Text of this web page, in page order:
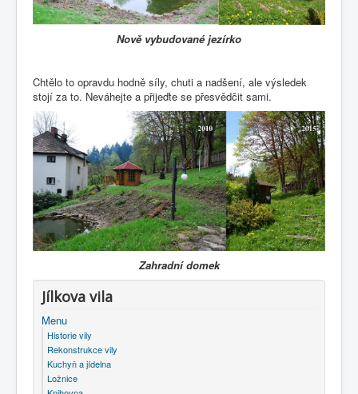
Nově vybudované jezírko
Chtělo to opravdu hodně síly, chuti a nadšení, ale výsledek
stojí za to. Neváhejte a přijeďte se přesvědčit sami.
Zahradní domek
Jílkova vila
Menu
Historie vily
Rekonstrukce vily
Kuchyň a jídelna
Ložnice